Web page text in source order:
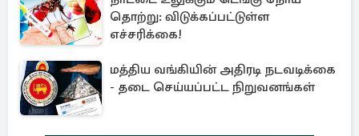
தொற்று: விடுக்கப்பட்டுள்ள
எச்சரிக்கை!
மத்திய வங்கியின் அதிரடி நடவடிக்கை
- தடை செய்யப்பட்ட நிறுவனங்கள்